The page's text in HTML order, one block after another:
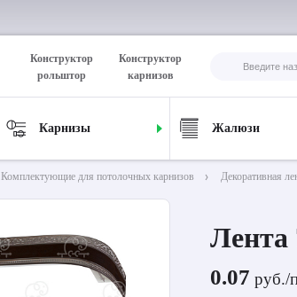
Конструктор
рольштор
Конструктор
карнизов
Карнизы Жалюзи
Комплектующие для потолочных карнизов Декоративная
Лента
0.07 руб./